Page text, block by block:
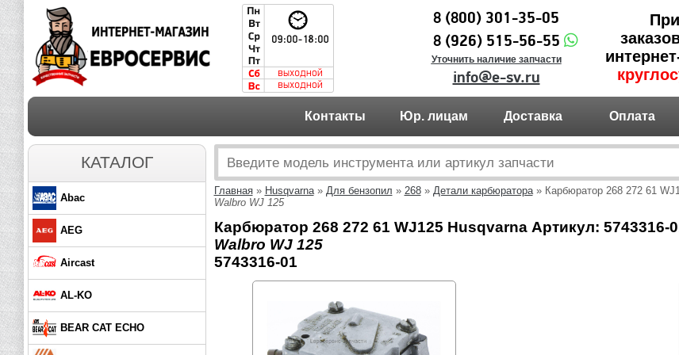
8 (800) 301-35-05
8 (926) 515-56-55
Уточнить наличие запчасти
info@e-sv.ru
Контакты Юр. лицам Доставка Оплата
КАТАЛОГ
Abac
AEG
Aircast
AL-KO
BEAR CAT ECHO
Главная» Husqvarna» Для бензопил » 268» Детали карбюратора» Карбюратор 268 272 61
Walbro WJ 125
Карбюратор 268 272 61 WJ125 Husqvarna Артикул: 5743316-
Walbro WJ 125
5743316-01